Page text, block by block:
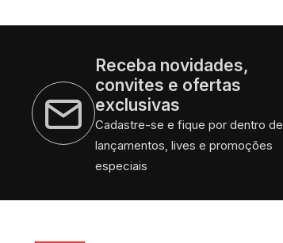
Receba novidades,
convites e ofertas
exclusivas
Cadastre-se e fique por dentro de
lançamentos, lives e promoções
especiais